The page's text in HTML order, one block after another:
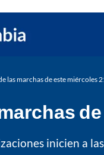
las marchas de este miércoles
inicien a